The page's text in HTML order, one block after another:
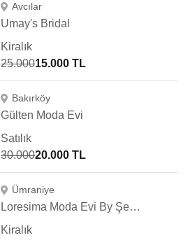
Avcılar
Umay's Bridal
Kiralık
25.00015.000 TL
Bakırköy
Gülten Moda Evi
Satılık
30.00020.000 TL
Ümraniye
Loresima Moda Evi By Şennur Kosif
Kiralık